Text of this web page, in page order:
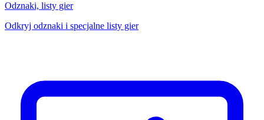
Odznaki, listy gier
Odkryj odznaki i specjalne listy gier